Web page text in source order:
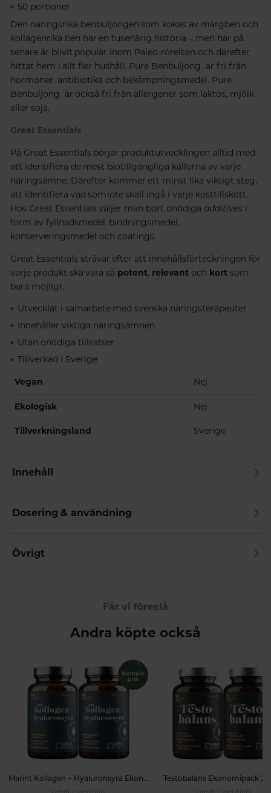
50 portioner
Den näringsrika benbuljongen som kokas av märgben och
kollagenrika ben har en tusenårig historia – men har på
senare år blivit populär inom Paleo-rörelsen och därefter
hittat hem i allt fler hushåll. Pure Benbuljong är fri från
hormoner, antibiotika och bekämpningsmedel. Pure
Benbuljong är också fri från allergener som laktos, mjölk
eller soja.
Great Essentials
På Great Essentials börjar produktutvecklingen alltid med
att identifiera de mest biotillgängliga källorna av varje
näringsämne. Därefter kommer ett minst lika viktigt steg,
att identifiera vad sominteskall ingå i varje kosttillskott.
Hos Great Essentials väljer man bort onödiga additives i
form av fyllnadsmedel, bindningsmedel,
konserveringsmedel och coatings.
Great Essentials strävar efter att innehållsförteckningen för
varje produkt ska vara så potent, relevant och kort som
bara möjligt.
Utvecklat i samarbete med svenska näringsterapeuter
Innehåller viktiga näringsämnen
Utan onödiga tillsatser
Tillverkad i Sverige
Vegan Nej
Ekologisk Nej
Tillverkningsland Sverige
Innehåll
Dosering & användning
Övrigt
Får vi föreslå
Andra köpte också
Marint Kollagen + Hyaluronsyra Ekonomipack 2x120k
Great Essentials
Testobalans Ekonomipack
Great Essentials